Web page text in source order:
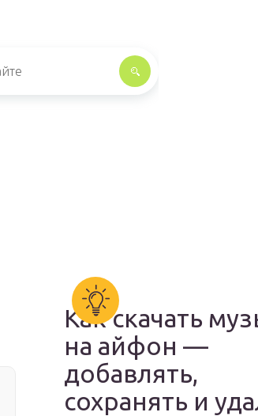
Как скачать
на айфон —
добавлять,
сохранять и